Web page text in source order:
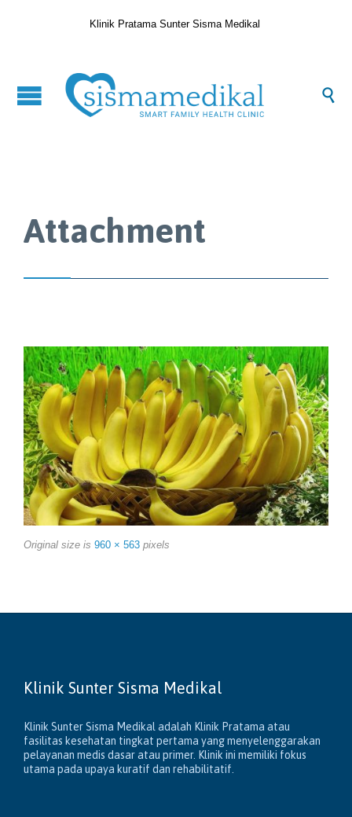
Klinik Pratama Sunter Sisma Medikal

Attachment
Original size is 960 × 563 pixels
Klinik Sunter Sisma Medikal
Klinik Sunter Sisma Medikal adalah Klinik Pratama atau
fasilitas kesehatan tingkat pertama yang menyelenggarakan
pelayanan medis dasar atau primer. Klinik ini memiliki fokus
utama pada upaya kuratif dan rehabilitatif.